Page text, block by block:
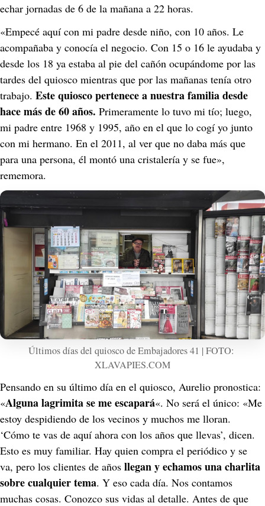
echar jornadas de 6 de la mañana a 22 horas.
«Empecé aquí con mi padre desde niño, con 10 años. Le
acompañaba y conocía el negocio. Con 15 o 16 le ayudaba y
desde los 18 ya estaba al pie del cañón ocupándome por las
tardes del quiosco mientras que por las mañanas tenía otro
trabajo. Este quiosco pertenece a nuestra familia desde
hace más de 60 años. Primeramente lo tuvo mi tío; luego,
mi padre entre 1968 y 1995, año en el que lo cogí yo junto
con mi hermano. En el 2011, al ver que no daba más que
para una persona, él montó una cristalería y se fue»,
rememora.
Últimos días del quiosco de Embajadores 41 | FOTO:
XLAVAPIES.COM
Pensando en su último día en el quiosco, Aurelio pronostica:
«Alguna lagrimita se me escapará«. No será el único: «Me
estoy despidiendo de los vecinos y muchos me lloran.
‘Cómo te vas de aquí ahora con los años que llevas’, dicen.
Esto es muy familiar. Hay quien compra el periódico y se
va, pero los clientes de años llegan y echamos una charlita
sobre cualquier tema. Y eso cada día. Nos contamos
muchas cosas. Conozco sus vidas al detalle. Antes de que